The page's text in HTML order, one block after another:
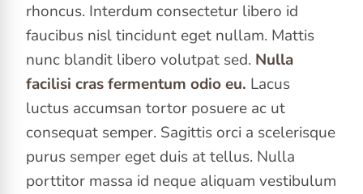
rhoncus. Interdum consectetur libero id
faucibus nisl tincidunt eget nullam. Mattis
nunc blandit libero volutpat sed. Nulla
facilisi cras fermentum odio eu. Lacus
luctus accumsan tortor posuere ac ut
consequat semper. Sagittis orci a scelerisque
purus semper eget duis at tellus. Nulla
porttitor massa id neque aliquam vestibulum